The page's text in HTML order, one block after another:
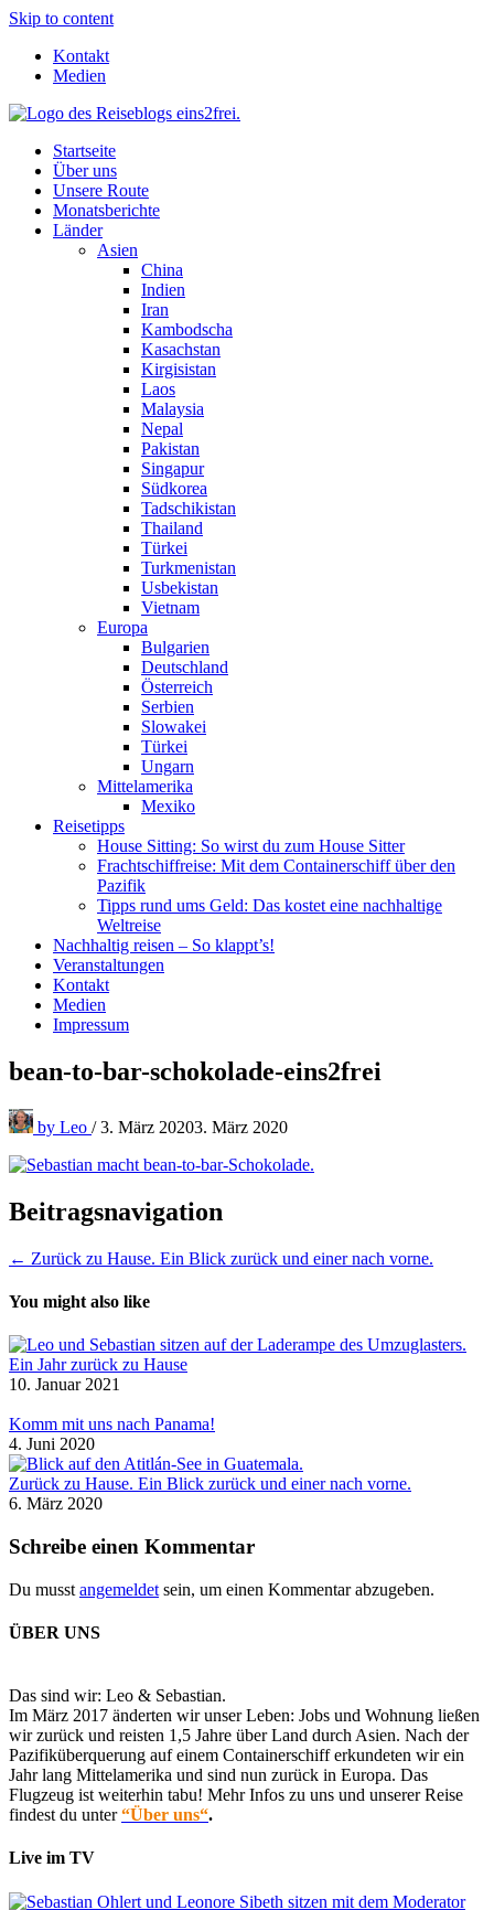
Skip to content
Kontakt
Medien
Startseite
Über uns
Unsere Route
Monatsberichte
Länder
Asien
China
Indien
Iran
Kambodscha
Kasachstan
Kirgisistan
Laos
Malaysia
Nepal
Pakistan
Singapur
Südkorea
Tadschikistan
Thailand
Türkei
Turkmenistan
Usbekistan
Vietnam
Europa
Bulgarien
Deutschland
Österreich
Serbien
Slowakei
Türkei
Ungarn
Mittelamerika
Mexiko
Reisetipps
House Sitting: So wirst du zum House Sitter
Frachtschiffreise: Mit dem Containerschiff über den
Pazifik
Tipps rund ums Geld: Das kostet eine nachhaltige
Weltreise
Nachhaltig reisen – So klappt’s!
Veranstaltungen
Kontakt
Medien
Impressum
bean-to-bar-schokolade-eins2frei
by Leo / 3. März 20203. März 2020
Beitragsnavigation
← Zurück zu Hause. Ein Blick zurück und einer nach vorne.
You might also like
Ein Jahr zurück zu Hause
10. Januar 2021
Komm mit uns nach Panama!
4. Juni 2020
Zurück zu Hause. Ein Blick zurück und einer nach vorne.
6. März 2020
Schreibe einen Kommentar
Du musst angemeldet sein, um einen Kommentar abzugeben.
ÜBER UNS
Das sind wir: Leo & Sebastian.
Im März 2017 änderten wir unser Leben: Jobs und Wohnung ließen
wir zurück und reisten 1,5 Jahre über Land durch Asien. Nach der
Pazifiküberquerung auf einem Containerschiff erkundeten wir ein
Jahr lang Mittelamerika und sind nun zurück in Europa. Das
Flugzeug ist weiterhin tabu! Mehr Infos zu uns und unserer Reise
findest du unter“Über uns“.
Live im TV